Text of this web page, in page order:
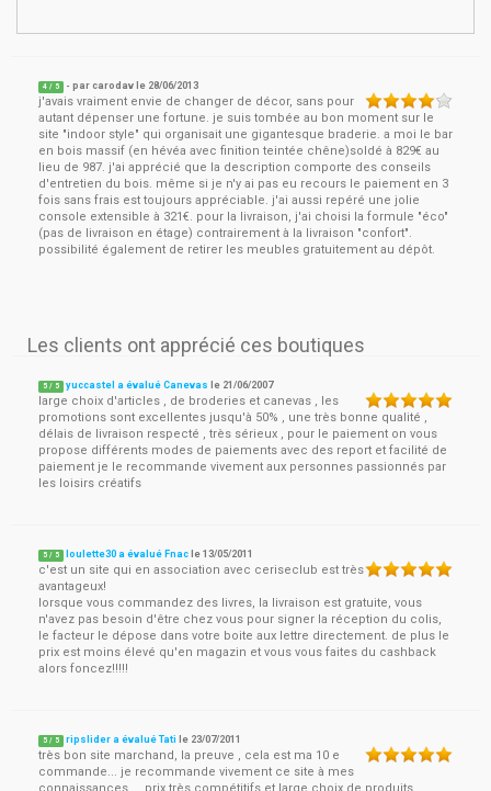
4 / 5 - parcarodav le 28/06/2013
j'avais vraiment envie de changer de décor, sans pour
autant dépenser une fortune. je suis tombée au bon moment sur le
site "indoor style" qui organisait une gigantesque braderie. a moi le bar
en bois massif (en hévéa avec finition teintée chêne)soldé à 829€ au
lieu de 987. j'ai apprécié que la description comporte des conseils
d'entretien du bois. même si je n'y ai pas eu recours le paiement en 3
fois sans frais est toujours appréciable. j'ai aussi repéré une jolie
console extensible à 321€. pour la livraison, j'ai choisi la formule "éco"
(pas de livraison en étage) contrairement à la livraison "confort".
possibilité également de retirer les meubles gratuitement au dépôt.
Les clients ont apprécié ces boutiques
5 / 5 yuccastel a évalué Canevas le 21/06/2007
large choix d'articles , de broderies et canevas , les
promotions sont excellentes jusqu'à 50% , une très bonne qualité ,
délais de livraison respecté , très sérieux , pour le paiement on vous
propose différents modes de paiements avec des report et facilité de
paiement je le recommande vivement aux personnes passionnés par
les loisirs créatifs
5 / 5 loulette30 a évalué Fnac le13/05/2011
c'est un site qui en association avec ceriseclub est très
avantageux!
lorsque vous commandez des livres, la livraison est gratuite, vous
n'avez pas besoin d'être chez vous pour signer la réception du colis,
le facteur le dépose dans votre boite aux lettre directement. de plus le
prix est moins élevé qu'en magazin et vous vous faites du cashback
alors foncez!!!!!
5 / 5 ripslider a évalué Tati le 23/07/2011
très bon site marchand, la preuve , cela est ma 10 e
commande... je recommande vivement ce site à mes